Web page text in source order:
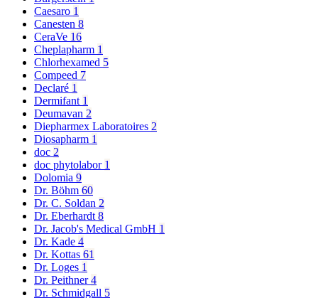
Caesaro 1
Canesten 8
CeraVe 16
Cheplapharm 1
Chlorhexamed 5
Compeed 7
Declaré 1
Dermifant 1
Deumavan 2
Diepharmex Laboratoires 2
Diosapharm 1
doc 2
doc phytolabor 1
Dolomia 9
Dr. Böhm 60
Dr. C. Soldan 2
Dr. Eberhardt8
Dr. Jacob's Medical GmbH 1
Dr. Kade 4
Dr. Kottas 61
Dr. Loges 1
Dr. Peithner4
Dr. Schmidgall 5